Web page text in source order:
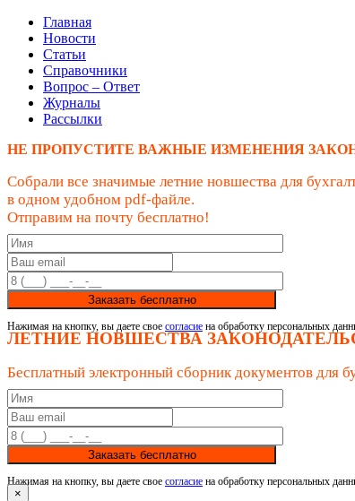
Главная
Новости
Статьи
Справочники
Вопрос – Ответ
Журналы
Рассылки
НЕ ПРОПУСТИТЕ ВАЖНЫЕ ИЗМЕНЕНИЯ
Собрали все значимые летние новшества для
в одном удобном pdf-файле.
Отправим на почту бесплатно!
Заказать бесплатно
Нажимая на кнопку, вы даете свое согласие на обработку персональных
ЛЕТНИЕ НОВШЕСТВА
Бесплатный электронный сборник документов для
Заказать бесплатно
Нажимая на кнопку, вы даете свое согласие на обработку персональных
×